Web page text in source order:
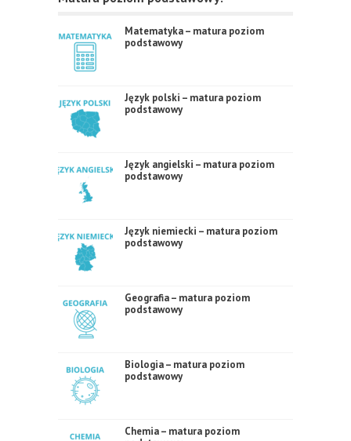
Matematyka – matura poziom
podstawowy
Język polski – matura poziom
podstawowy
Język angielski – matura poziom
podstawowy
Język niemiecki – matura poziom
podstawowy
Geografia – matura poziom
podstawowy
Biologia – matura poziom
podstawowy
Chemia – matura poziom